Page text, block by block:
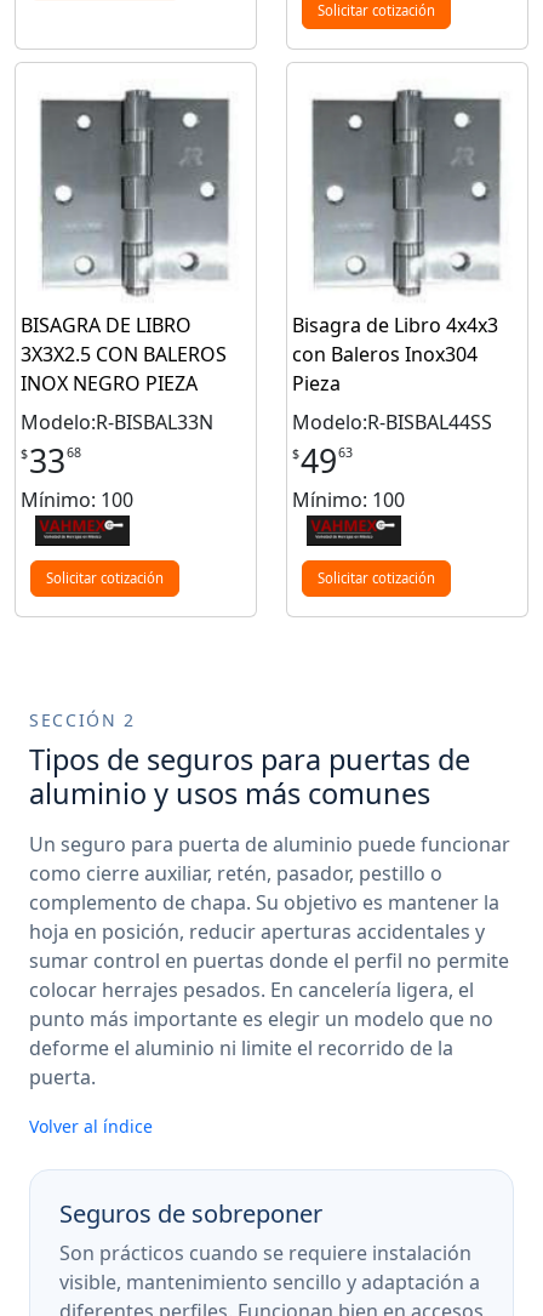
Solicitar cotización
BISAGRA DE LIBRO
3X3X2.5 CON BALEROS
INOX NEGRO PIEZA
Modelo:R-BISBAL33N
$3368
Mínimo: 100
Solicitar cotización
Bisagra de Libro 4x4x3
con Baleros Inox304
Pieza
Modelo:R-BISBAL44SS
$4963
Mínimo: 100
Solicitar cotización
SECCIÓN 2
Tipos de seguros para puertas de
aluminio y usos más comunes
Un seguro para puerta de aluminio puede funcionar
como cierre auxiliar, retén, pasador, pestillo o
complemento de chapa. Su objetivo es mantener la
hoja en posición, reducir aperturas accidentales y
sumar control en puertas donde el perfil no permite
colocar herrajes pesados. En cancelería ligera, el
punto más importante es elegir un modelo que no
deforme el aluminio ni limite el recorrido de la
puerta.
Volver al índice
Seguros de sobreponer
Son prácticos cuando se requiere instalación
visible, mantenimiento sencillo y adaptación a